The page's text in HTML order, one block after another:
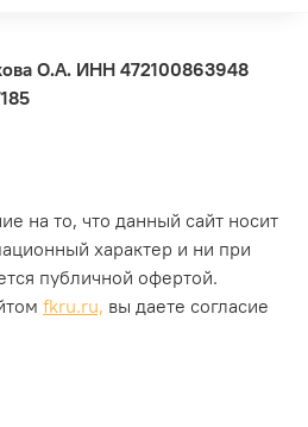
О.А. ИНН 472100863948
на то, что данный сайт носит
характер и ни при
публичной офертой.
fkru.ru, вы даете согласие